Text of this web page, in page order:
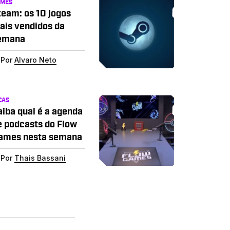
os 10 jogos
vendidos da
PorAlvaro Neto
qual é a agenda
podcasts do Flow
nesta semana
Por Thais Bassani